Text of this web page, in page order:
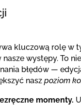
kluczową rolę w
występy. To
błędów —
nasz poziom
momenty.